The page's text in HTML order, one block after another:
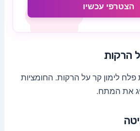
הצטרפי עכשיו
הרקות
פלח לימון קר על הרקות. החומציות
את המתח.